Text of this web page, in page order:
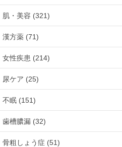
肌・美容 (321)
漢方薬 (71)
女性疾患 (214)
尿ケア (25)
不眠 (151)
歯槽膿漏 (32)
骨粗しょう症 (51)